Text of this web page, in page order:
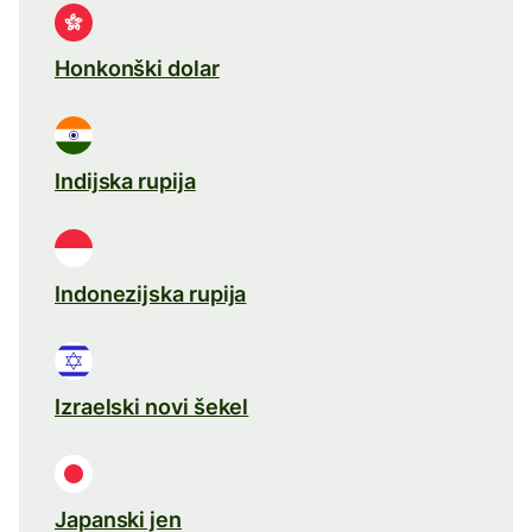
Honkonški dolar
Indijska rupija
Indonezijska rupija
Izraelski novi šekel
Japanski jen